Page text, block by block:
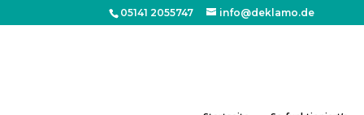
05141 2055747 info@deklamo.de